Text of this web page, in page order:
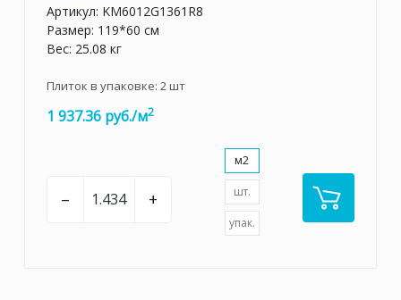
Артикул: KM6012G1361R8
Размер: 119*60 см
Вес: 25.08 кг
Плиток в упаковке: 2шт
1 937.36 руб./м2
– +
м2
шт.
упак.